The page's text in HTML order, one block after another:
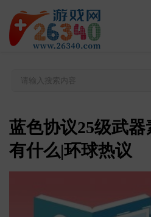
蓝色协议25级武
有什么|环球热议